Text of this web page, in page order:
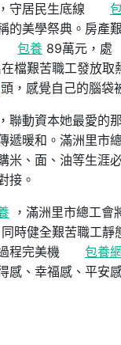
守居民生底線
的美學祭典。房產
包養 89萬元，處
檔艱苦職工發放
頭，感覺自己的腦袋
聯動資本她最愛的
遞暖和。滿洲里市
米、面、油等生涯
接。
，滿洲里市總工會
時健全艱苦職工靜
程完美機
包養
感、幸福感、平安